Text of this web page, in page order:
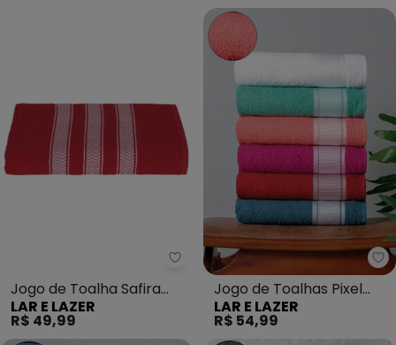
Lar e Lazer - Jogo de Toalha
Jogo de Toalha Safira
(Vermelha) 2 Peças
LAR E LAZER
R$ 49,99
Jogo de Toalhas Pixel
(Acerola) 2 Peças
LAR E LAZER
R$ 54,99